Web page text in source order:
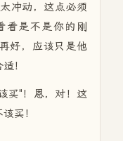
冲动，这点必须
看是不是你的刚
好，应该只是他
！
买"！恩，对！这
买！